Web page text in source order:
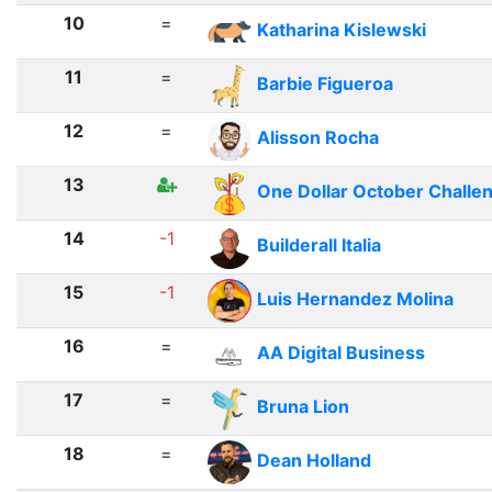
10 = Katharina Kislewski
11 = Barbie Figueroa
12 = Alisson Rocha
13 One Dollar October
14 -1 Builderall Italia
15 -1 Luis Hernandez Molina
16 = AA Digital Business
17 = Bruna Lion
18 = Dean Holland